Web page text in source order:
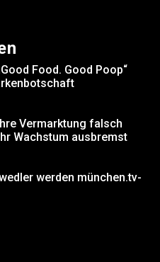
Food. Good Poop“
Vermarktung falsch
Wachstum ausbremst
werden münchen.tv-